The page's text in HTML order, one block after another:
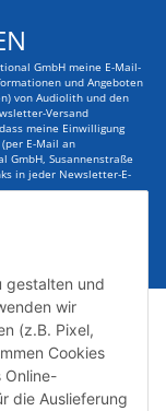
gestalten und
wir
(z.B. Pixel,
Cookies
Online-
die Auslieferung
GmbH meine E-Mail-
und Angeboten
von Audiolith und den
Versand
meine Einwilligung
E-Mail an
Susannenstraße
in jeder Newsletter-E-